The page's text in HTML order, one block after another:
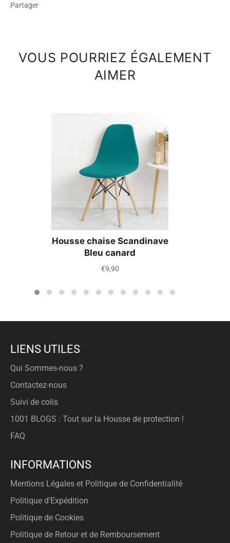
Partager
VOUS POURRIEZ ÉGALEMENT
AIMER
Housse chaise Scandinave
Bleu canard
Prix
€9,90
LIENS UTILES
Qui Sommes-nous ?
Contactez-nous
Suivi de colis
1001 BLOGS : Tout sur la Housse de protection !
FAQ
INFORMATIONS
Mentions Légales et Politique de Confidentialité
Politique d'Expédition
Politique de Cookies
Politique de Retour et de Remboursement